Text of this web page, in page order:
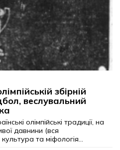
збірній
веслувальний
олімпійські традиції, на
давнини (вся
та міфологія...